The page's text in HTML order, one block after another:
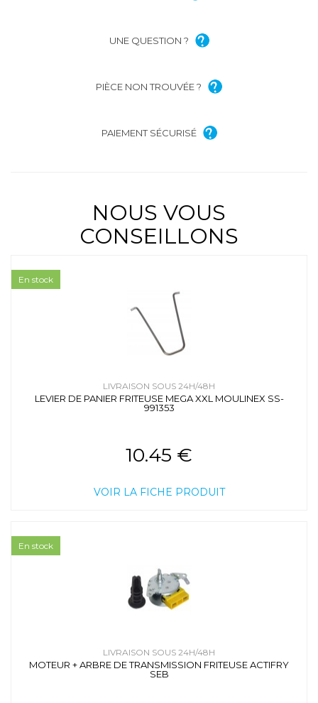
UNE QUESTION ?
PIÈCE NON TROUVÉE ?
PAIEMENT SÉCURISÉ
NOUS VOUS
CONSEILLONS
LIVRAISON SOUS 24H/48H
LEVIER DE PANIER FRITEUSE MEGA XXL MOULINEX SS-
991353
10.45 €
VOIR LA FICHE PRODUIT
En stock
LIVRAISON SOUS 24H/48H
MOTEUR + ARBRE DE TRANSMISSION FRITEUSE ACTIFRY
SEB
En stock